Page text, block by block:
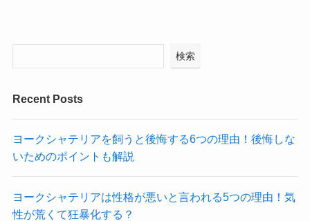
検索
Recent Posts
ヨークシャテリアを飼うと後悔する6つの理由！後悔しな
いためのポイントも解説
ヨークシャテリアは性格が悪いと言われる5つの理由！気
性が荒くて狂暴化する？